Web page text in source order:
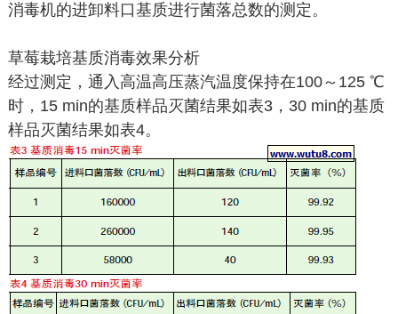
消毒机的进卸料口基质进行菌落总数的测定。
草莓栽培基质消毒效果分析
经过测定，通入高温高压蒸汽温度保持在100～125 ℃
时，15 min的基质样品灭菌结果如表3，30 min的基质
样品灭菌结果如表4。